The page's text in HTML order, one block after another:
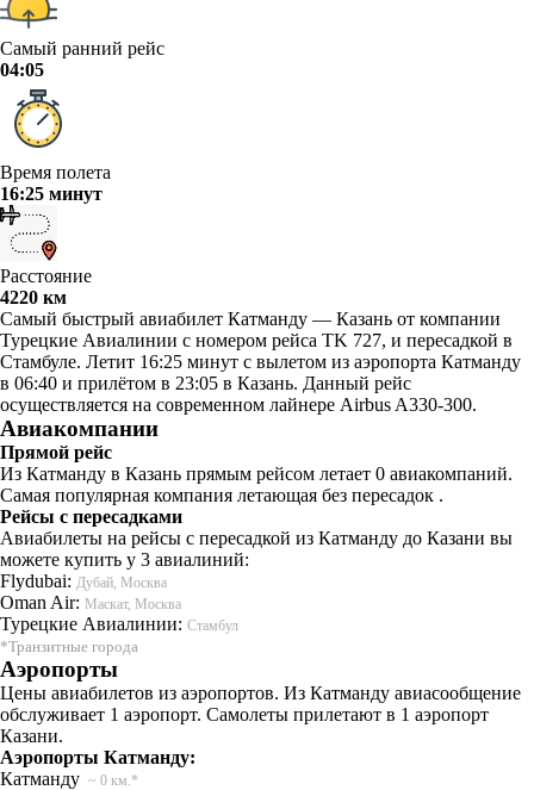
Самый ранний рейс
04:05
Время полета
16:25 минут
Расстояние
4220 км
Самый быстрый авиабилет Катманду — Казань от компании
Турецкие Авиалинии с номером рейса TK 727, и пересадкой в
Стамбуле. Летит 16:25 минут с вылетом из аэропорта Катманду
в 06:40 и прилётом в 23:05 в Казань. Данный рейс
осуществляется на современном лайнере Airbus A330-300.
Авиакомпании
Прямой рейс
Из Катманду в Казань прямым рейсом летает 0 авиакомпаний.
Самая популярная компания летающая без пересадок .
Рейсы с пересадками
Авиабилеты на рейсы с пересадкой из Катманду до Казани вы
можете купить у 3 авиалиний:
Flydubai: Дубай, Москва
Oman Air: Маскат, Москва
Турецкие Авиалинии: Стамбул
*Транзитные города
Аэропорты
Цены авиабилетов из аэропортов. Из Катманду авиасообщение
обслуживает 1 аэропорт. Самолеты прилетают в 1 аэропорт
Казани.
Аэропорты Катманду:
Катманду ~ 0 км.*